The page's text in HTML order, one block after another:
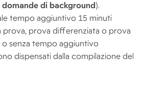
di background).
tempo aggiuntivo 15 minuti
prova, prova differenziata o prova
o senza tempo aggiuntivo
dispensati dalla compilazione del